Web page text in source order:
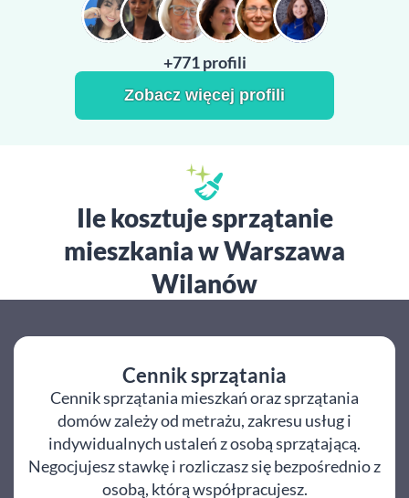
+771 profili
Zobacz więcej profili
Ile kosztuje sprzątanie
mieszkania w Warszawa
Wilanów
Cennik sprzątania
Cennik sprzątania mieszkań oraz sprzątania
domów zależy od metrażu, zakresu usług i
indywidualnych ustaleń z osobą sprzątającą.
Negocjujesz stawkę i rozliczasz się bezpośrednio z
osobą, którą współpracujesz.